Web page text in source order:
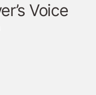
Voice